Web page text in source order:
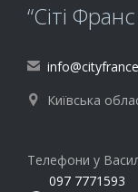
“Сіті

 Київська
Телефони у
097 7771593